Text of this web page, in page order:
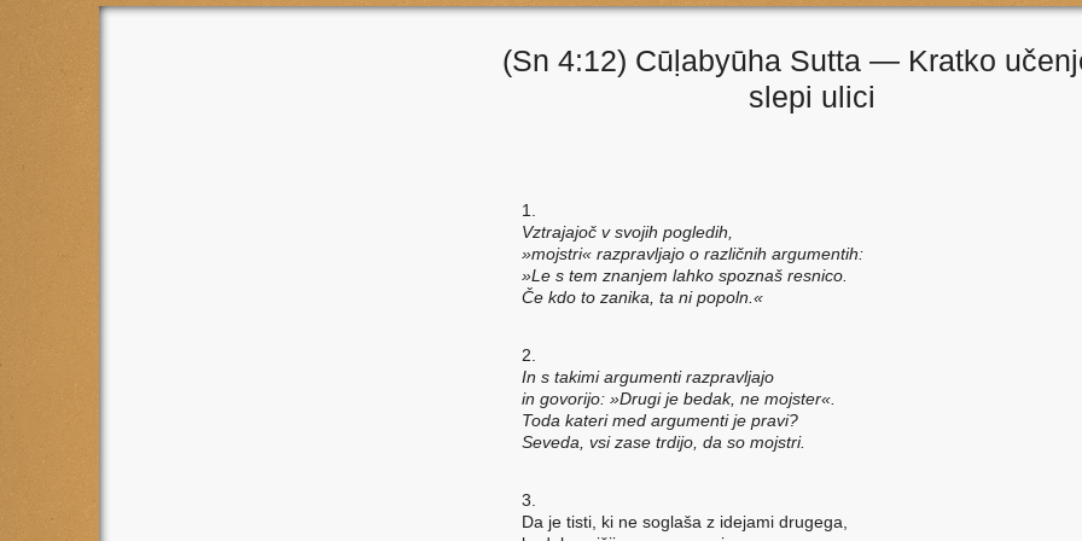
(Sn 4:12) Cūḷabyūha Sutta — Kratko
slepi ulici
1.
Vztrajajoč v svojih pogledih,
»mojstri« razpravljajo o različnih argumentih:
»Le s tem znanjem lahko spoznaš resnico.
Če kdo to zanika, ta ni popoln.«
2.
In s takimi argumenti razpravljajo
in govorijo: »Drugi je bedak, ne mojster«.
Toda kateri med argumenti je pravi?
Seveda, vsi zase trdijo, da so mojstri.
3.
Da je tisti, ki ne soglaša z idejami drugega,